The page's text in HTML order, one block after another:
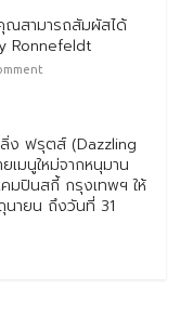
ณสามารถสัมผัสได้
Ronnefeldt
ง ฟรุตส์ (Dazzling
เมนูใหม่จากหนุมาน
มปินสกี้ กรุงเทพฯ ให้
ายน ถึงวันที่ 31